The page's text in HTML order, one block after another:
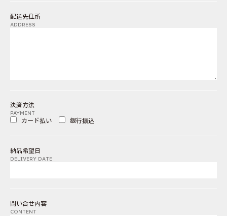
配送先住所
ADDRESS
決済方法
PAYMENT
カード払い 銀行振込
納品希望日
DELIVERY DATE
問い合せ内容
CONTENT